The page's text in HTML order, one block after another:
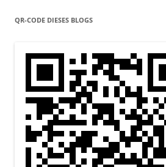
QR-CODE DIESES BLOGS